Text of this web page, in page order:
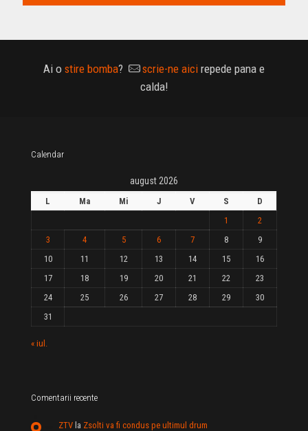
Ai o stire bomba? scrie-ne aici repede pana e
calda!
Calendar
august 2026
L Ma Mi J V S
D
1
2
3
4 5 6 7 8
9
10
11 12 13 14 15
16
17
18 19 20 21 22
23
24
25 26 27 28 29
30
31
« iul.
Comentarii recente
ZTV la Zsolti va fi condus pe ultimul drum